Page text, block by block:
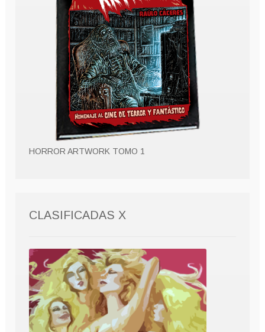
HORROR ARTWORK TOMO 1
CLASIFICADAS X